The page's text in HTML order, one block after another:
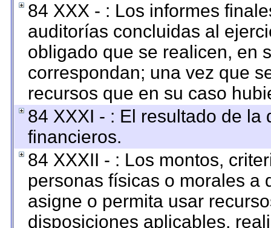
84 XXX - : Los informes
auditorías concluidas al
obligado que se realicen, en
correspondan; una vez que
recursos que en su caso
84 XXXI - : El resultado de
financieros.
84 XXXII - : Los montos,
personas físicas o morales a
asigne o permita usar
disposiciones aplicables,